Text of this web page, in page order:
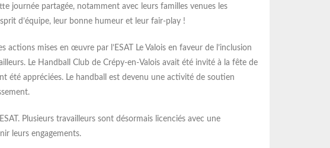
journée partagée, notamment avec leurs familles venues les
d’équipe, leur bonne humeur et leur fair-play !
mises en œuvre par l’ESAT Le Valois en faveur de l’inclusion
Le Handball Club de Crépy-en-Valois avait été invité à la fête de
été appréciées. Le handball est devenu une activité de soutien
Plusieurs travailleurs sont désormais licenciés avec une
leurs engagements.
la Police
sensibilisation
convention
: accompagner
Cérémonie des vœux 2026 de l’Unapei
ambitions à venir et engagement
renforcé pour les droits et l’inclusion
handicap mental.